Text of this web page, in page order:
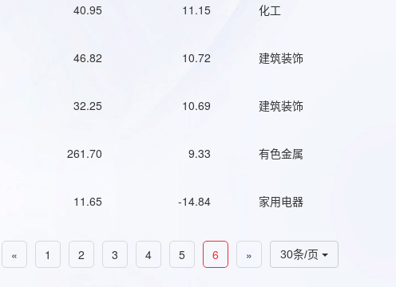
40.95 11.15 化工
46.82 10.72 建筑装饰
32.25 10.69 建筑装饰
261.70 9.33 有色金属
11.65 -14.84 家用电器
30条/页
« 1 2 3 4 5 6 »